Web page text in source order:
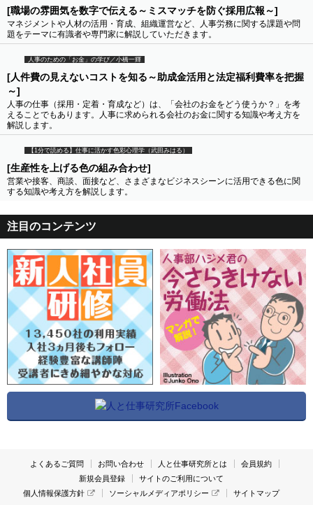
[職場の雰囲気を数字で伝える～ミスマッチを防ぐ採用広報～]
マネジメントや人材の活用・育成、組織運営など、人事労務に関する課題や問
題をテーマに有識者や専門家に解説していただきます。
人事のための「お金」の学び／小橋一輝
[人件費の見えないコストを知る～助成金活用と法定福利費率を把握
～]
人事の仕事（採用・定着・育成など）は、「会社のお金をどう使うか？」を考
えることでもあります。人事に求められる会社のお金に関する知識や考え方を
解説します。
【1分で読める】仕事に活かす色彩心理学（武田みはる）
[生産性を上げる色の組み合わせ]
営業や接客、商談、面接など、さまざまなビジネスシーンに活用できる色に関
する知識や考え方を解説します。
注目のコンテンツ
よくあるご質問 お問い合わせ 人と仕事研究所とは
会員規約
新規会員登録
サイトのご利用について
個人情報保護方針
ソーシャルメディアポリシー サイトマップ